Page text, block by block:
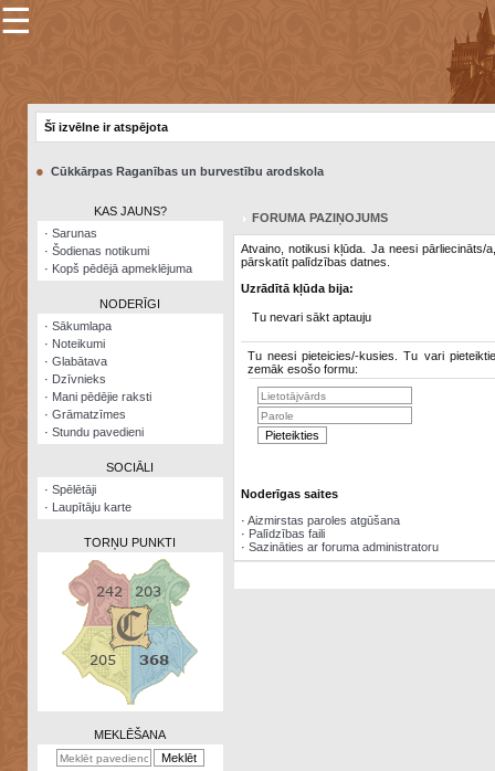
×
Šodienas
notikumi
Visatcera
almanahs
Arhīvs
Zināšanu
☰
Šī izvēlne ir atspējota
● Cūkkārpas Raganības un burvestību arodskola
KAS JAUNS?
· Sarunas
· Šodienas notikumi
· Kopš pēdējā apmeklējuma
NODERĪGI
· Sākumlapa
· Noteikumi
· Glabātava
· Dzīvnieks
· Mani pēdējie raksti
· Grāmatzīmes
· Stundu pavedieni
SOCIĀLI
· Spēlētāji
· Laupītāju karte
TORŅU PUNKTI
MEKLĒŠANA
FORUMA PAZIŅOJUMS
Atvaino, notikusi kļūda. Ja neesi pārliecināts/
pārskatīt palīdzības datnes.
Uzrādītā kļūda bija:
Tu nevari sākt aptauju
Tu neesi pieteicies/-kusies. Tu vari
zemāk esošo formu:
Noderīgas saites
· Aizmirstas paroles atgūšana
· Palīdzības faili
· Sazināties ar foruma administratoru